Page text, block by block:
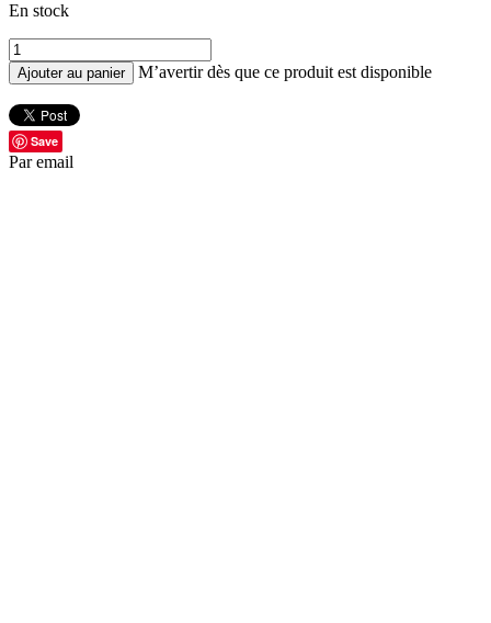
En stock
Ajouter au panier M’avertir dès que ce produit est disponible
Save
Par email